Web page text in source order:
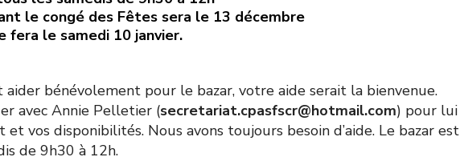
le congé des Fêtes sera le 13 décembre
fera le samedi 10 janvier.
aider bénévolement pour le bazar, votre aide serait la bienvenue.
avec Annie Pelletier (secretariat.cpasfscr@hotmail.com) pour lui
vos disponibilités. Nous avons toujours besoin d’aide. Le bazar est
de 9h30 à 12h.